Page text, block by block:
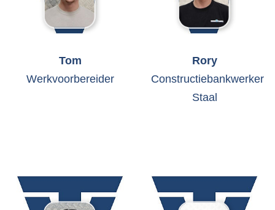
Tom
Werkvoorbereider
Rory
Constructiebankwerker
Staal